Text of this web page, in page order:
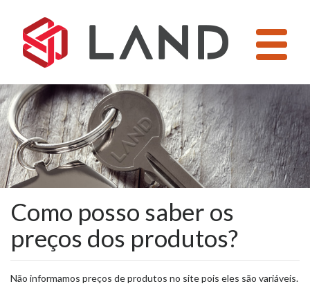
conteúdo
Como posso saber os
preços dos produtos?
Não informamos preços de produtos no site pois eles são variáveis.